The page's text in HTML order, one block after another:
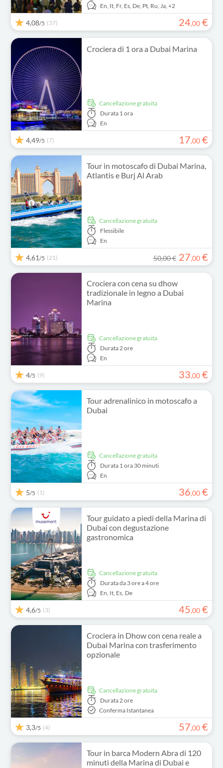
En, It, Fr, Es, De, Pt, Ru, Ja, +2
4,08/5 (37) 24,00 €
Crociera di 1 ora a Dubai Marina
Cancellazione gratuita
Durata 1 ora
En
4,49/5 (7) 17,00 €
Tour in motoscafo di Dubai Marina,
Atlantis e Burj Al Arab
Cancellazione gratuita
Flessibile
En
4,61/5 (21) 50,00 € 27,00 €
Crociera con cena su dhow
tradizionale in legno a Dubai
Marina
Cancellazione gratuita
Durata 2 ore
En
4/5 (9) 33,00 €
Tour adrenalinico in motoscafo a
Dubai
Cancellazione gratuita
Durata 1 ora 30 minuti
En
5/5 (1) 36,00 €
Tour guidato a piedi della Marina di
Dubai con degustazione
gastronomica
Cancellazione gratuita
Duratada 3 ore a 4 ore
En, It, Es, De
4,6/5 (3) 45,00 €
Crociera in Dhow con cena reale a
Dubai Marina con trasferimento
opzionale
Cancellazione gratuita
Durata 2 ore
Conferma Istantanea
3,3/5 (4) 57,00 €
Tour in barca Modern Abra di 120
minuti della Marina di Dubai e